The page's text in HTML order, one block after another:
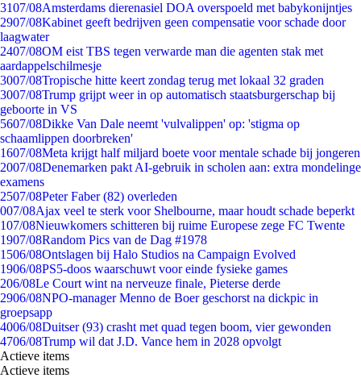
3107/08Amsterdams dierenasiel DOA overspoeld met babykonijntjes
2907/08Kabinet geeft bedrijven geen compensatie voor schade door
laagwater
2407/08OM eist TBS tegen verwarde man die agenten stak met
aardappelschilmesje
3007/08Tropische hitte keert zondag terug met lokaal 32 graden
3007/08Trump grijpt weer in op automatisch staatsburgerschap bij
geboorte in VS
5607/08Dikke Van Dale neemt 'vulvalippen' op: 'stigma op
schaamlippen doorbreken'
1607/08Meta krijgt half miljard boete voor mentale schade bij jongeren
2007/08Denemarken pakt AI-gebruik in scholen aan: extra mondelinge
examens
2507/08Peter Faber (82) overleden
007/08Ajax veel te sterk voor Shelbourne, maar houdt schade beperkt
107/08Nieuwkomers schitteren bij ruime Europese zege FC Twente
1907/08Random Pics van de Dag #1978
1506/08Ontslagen bij Halo Studios na Campaign Evolved
1906/08PS5-doos waarschuwt voor einde fysieke games
206/08Le Court wint na nerveuze finale, Pieterse derde
2906/08NPO-manager Menno de Boer geschorst na dickpic in
groepsapp
4006/08Duitser (93) crasht met quad tegen boom, vier gewonden
4706/08Trump wil dat J.D. Vance hem in 2028 opvolgt
Actieve items
Actieve items